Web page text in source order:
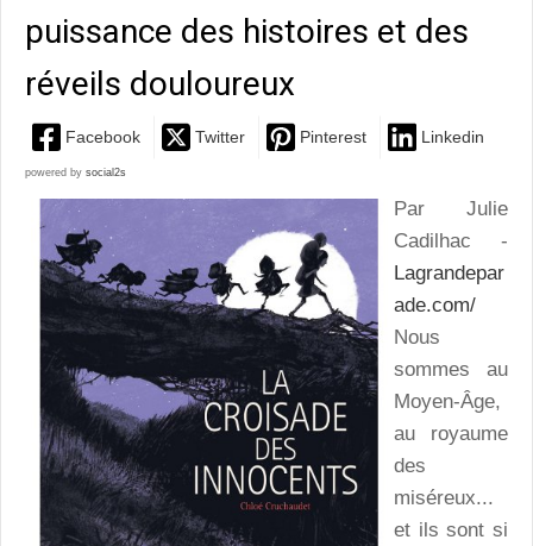
puissance des histoires et des
réveils douloureux
Facebook Twitter Pinterest Linkedin
powered by social2s
Par Julie
Cadilhac -
Lagrandepar
ade.com/
Nous
sommes au
Moyen-Âge,
au royaume
des
miséreux...
et ils sont si